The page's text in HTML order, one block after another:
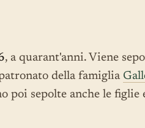
, a quarant'anni. Viene
della famiglia
poi sepolte anche le